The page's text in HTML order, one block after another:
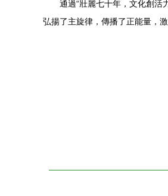
通過“壯麗七十年，文化創活
弘揚了主旋律，傳播了正能量，